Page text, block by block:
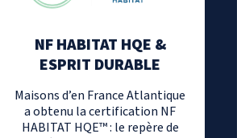
NF HABITAT HQE &
ESPRIT DURABLE
Maisons d’en France Atlantique
a obtenu la certification NF
HABITAT HQE™ : le repère de